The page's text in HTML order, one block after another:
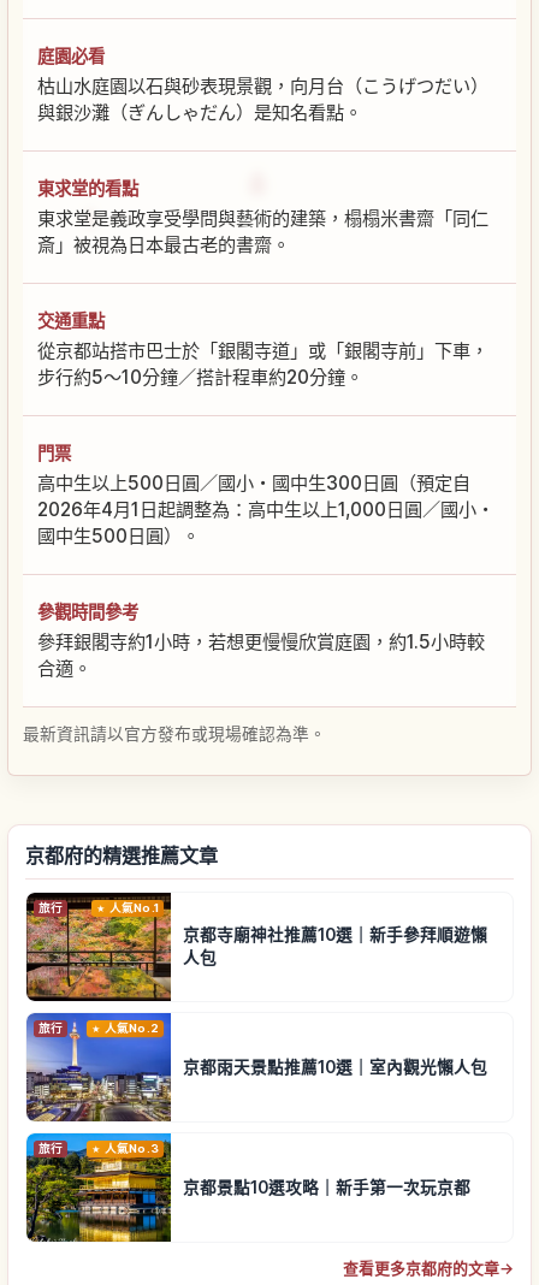
庭園必看
枯山水庭園以石與砂表現景觀，向月台（こうげつだい）
與銀沙灘（ぎんしゃだん）是知名看點。
東求堂的看點
東求堂是義政享受學問與藝術的建築，榻榻米書齋「同仁
斎」被視為日本最古老的書齋。
交通重點
從京都站搭市巴士於「銀閣寺道」或「銀閣寺前」下車，
步行約5～10分鐘／搭計程車約20分鐘。
門票
高中生以上500日圓／國小・國中生300日圓（預定自
2026年4月1日起調整為：高中生以上1,000日圓／國小・
國中生500日圓）。
參觀時間參考
參拜銀閣寺約1小時，若想更慢慢欣賞庭園，約1.5小時較
合適。
最新資訊請以官方發布或現場確認為準。
京都府的精選推薦文章
旅行 人氣No.1
京都寺廟神社推薦10選｜新手參拜順遊懶
人包
旅行 人氣No.2
京都雨天景點推薦10選｜室內觀光懶人包
旅行 人氣No.3
京都景點10選攻略｜新手第一次玩京都
查看更多京都府的文章→